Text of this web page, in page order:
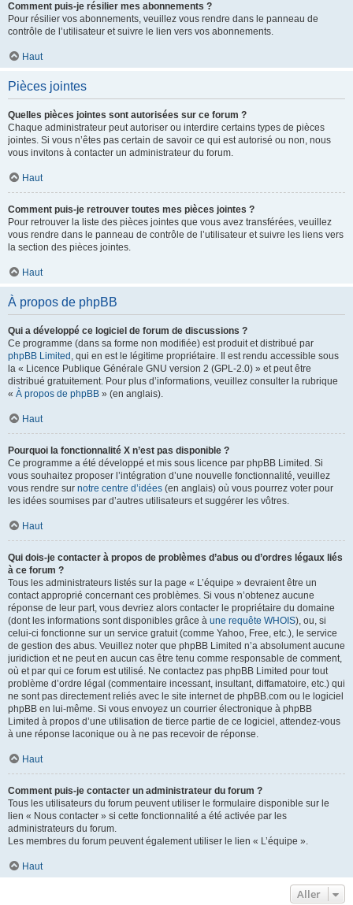
Comment puis-je résilier mes abonnements ?
Pour résilier vos abonnements, veuillez vous rendre dans le panneau de
contrôle de l’utilisateur et suivre le lien vers vos abonnements.
Haut
Pièces jointes
Quelles pièces jointes sont autorisées sur ce forum ?
Chaque administrateur peut autoriser ou interdire certains types de pièces
jointes. Si vous n’êtes pas certain de savoir ce qui est autorisé ou non, nous
vous invitons à contacter un administrateur du forum.
Haut
Comment puis-je retrouver toutes mes pièces jointes ?
Pour retrouver la liste des pièces jointes que vous avez transférées, veuillez
vous rendre dans le panneau de contrôle de l’utilisateur et suivre les liens vers
la section des pièces jointes.
Haut
À propos de phpBB
Qui a développé ce logiciel de forum de discussions ?
Ce programme (dans sa forme non modifiée) est produit et distribué par
phpBB Limited , qui en est le légitime propriétaire. Il est rendu accessible sous
la « Licence Publique Générale GNU version 2 (GPL-2.0) » et peut être
distribué gratuitement. Pour plus d’informations, veuillez consulter la rubrique
« À propos de phpBB » (en anglais).
Haut
Pourquoi la fonctionnalité X n’est pas disponible ?
Ce programme a été développé et mis sous licence par phpBB Limited. Si
vous souhaitez proposer l’intégration d’une nouvelle fonctionnalité, veuillez
vous rendre sur notre centre d’idées (en anglais) où vous pourrez voter pour
les idées soumises par d’autres utilisateurs et suggérer les vôtres.
Haut
Qui dois-je contacter à propos de problèmes d’abus ou d’ordres légaux liés
à ce forum ?
Tous les administrateurs listés sur la page « L’équipe » devraient être un
contact approprié concernant ces problèmes. Si vous n’obtenez aucune
réponse de leur part, vous devriez alors contacter le propriétaire du domaine
(dont les informations sont disponibles grâce à une requête WHOIS), ou, si
celui-ci fonctionne sur un service gratuit (comme Yahoo, Free, etc.), le service
de gestion des abus. Veuillez noter que phpBB Limited n’a absolument aucune
juridiction et ne peut en aucun cas être tenu comme responsable de comment,
où et par qui ce forum est utilisé. Ne contactez pas phpBB Limited pour tout
problème d’ordre légal (commentaire incessant, insultant, diffamatoire, etc.) qui
ne sont pas directement reliés avec le site internet de phpBB.com ou le logiciel
phpBB en lui-même. Si vous envoyez un courrier électronique à phpBB
Limited à propos d’une utilisation de tierce partie de ce logiciel, attendez-vous
à une réponse laconique ou à ne pas recevoir de réponse.
Haut
Comment puis-je contacter un administrateur du forum ?
Tous les utilisateurs du forum peuvent utiliser le formulaire disponible sur le
lien « Nous contacter » si cette fonctionnalité a été activée par les
administrateurs du forum.
Les membres du forum peuvent également utiliser le lien « L’équipe ».
Haut
Aller